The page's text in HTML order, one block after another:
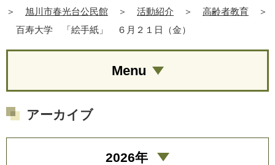
＞
旭川市春光台公民館 ＞ 活動紹介 ＞ 高齢者教育
＞
百寿大学 「絵手紙」 ６月２１日（金）
Menu
アーカイブ
2026年